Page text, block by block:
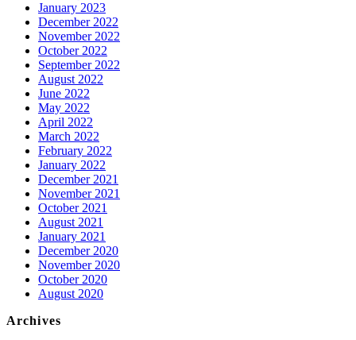
January 2023
December 2022
November 2022
October 2022
September 2022
August 2022
June 2022
May 2022
April 2022
March 2022
February 2022
January 2022
December 2021
November 2021
October 2021
August 2021
January 2021
December 2020
November 2020
October 2020
August 2020
Archives